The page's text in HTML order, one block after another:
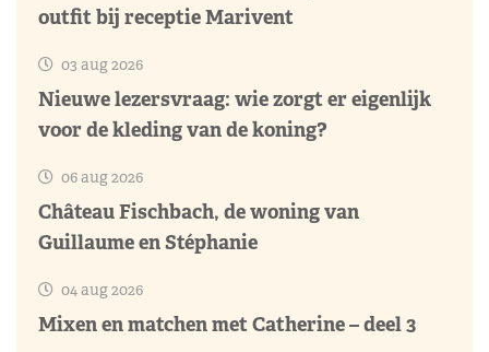
outfit bij receptie Marivent
03 aug 2026
Nieuwe lezersvraag: wie zorgt er eigenlijk
voor de kleding van de koning?
06 aug 2026
Château Fischbach, de woning van
Guillaume en Stéphanie
04 aug 2026
Mixen en matchen met Catherine – deel 3